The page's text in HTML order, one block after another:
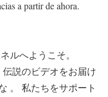
a partir de ahora.
ルへようこそ。
伝説のビデオをお届け
。 私たちをサポート